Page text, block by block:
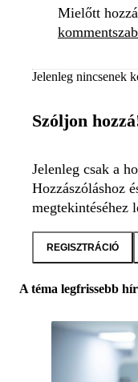
Mielőtt
Jelenleg nincsenek
Szóljon
Jelenleg csak a
Hozzászóláshoz
megtekintéséhez
REGISZTRÁCIÓ
A téma legfrissebb